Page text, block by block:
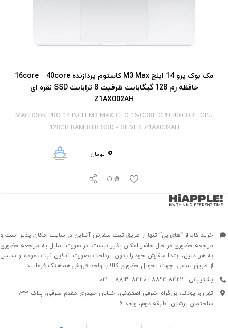
مک بوک پرو 14 اینچ M3 Max کاستوم پردازنده 16core – 40core
حافظه رم 128 گیگابایت ظرفیت 8 ترابایت SSD نقره ای
Z1AX002AH
MACBOOK PRO 14 INCH M3 MAX CTO 16-CORE CPU 40-CORE GPU
128GB RAM 8TB SSD - SILVER Z1AX002AH
0 تومان
خرید کالا از “های‌اپل” تنها از طریق ثبت سفارش آنلاین در سایت امکان پذیر است و
مراجعه حضوری در حال حاضر امکان پذیر نیست، در صورت تمایل به مراجعه حضوری
به هر دلیل، ابتدا سفارش خود را بدون پرداخت بصورت آنلاین ثبت نموده و سپس
از طریق تماس، جهت تحویل حضوری کالا با واحد فروش هماهنگ فرمایید.
پشتیبانی : 8422 8894 | 8420 8894 – 021
تهران، پونک، بزرگراه اشرفی اصفهانی، خیابان حیدری مقدم شرقی، پلاک 33،
ساختمان پرشین، طبقه دوم، واحد 6